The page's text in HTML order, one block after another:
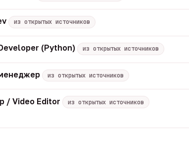
из открытых источников
(Python) из открытых источников
из открытых источников
/ Video Editor из открытых источников